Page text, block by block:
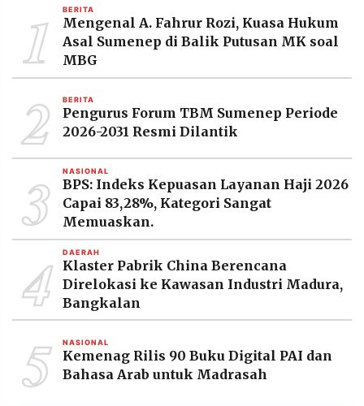
©
Resolusi.co
-
PT.
RESOLUSI
MEDIA
PRAMUDITA
1 BERITA
Mengenal A. Fahrur Rozi, Kuasa Hukum
Asal Sumenep di Balik Putusan MK soal
MBG
2 BERITA
Pengurus Forum TBM Sumenep Periode
2026-2031 Resmi Dilantik
3 NASIONAL
BPS: Indeks Kepuasan Layanan Haji 2026
Capai 83,28%, Kategori Sangat
Memuaskan.
4 DAERAH
Klaster Pabrik China Berencana
Direlokasi ke Kawasan Industri Madura,
Bangkalan
5 NASIONAL
Kemenag Rilis 90 Buku Digital PAI dan
Bahasa Arab untuk Madrasah